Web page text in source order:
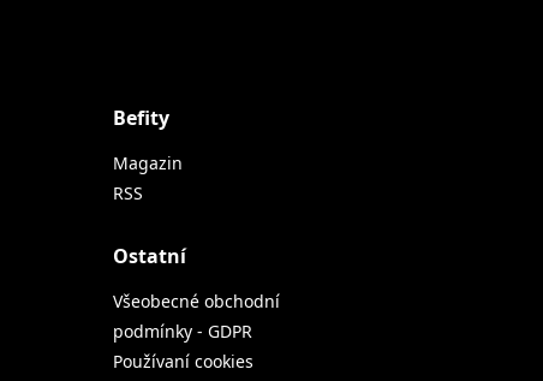
Befity
Magazin
RSS
Ostatní
Všeobecné obchodní
podmínky - GDPR
Používaní cookies